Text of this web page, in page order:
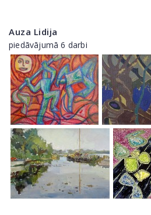
Auza Lidija
piedāvājumā 6 darbi